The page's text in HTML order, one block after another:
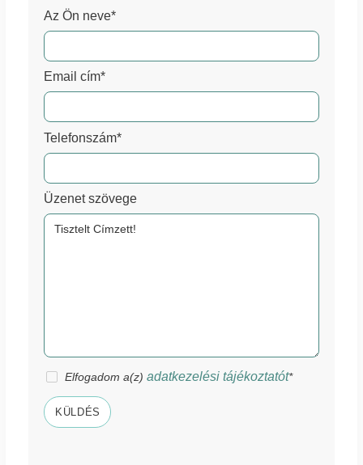
Az Ön neve*
Email cím*
Telefonszám*
Üzenet szövege
Elfogadom a(z) adatkezelési tájékoztatót*
KÜLDÉS